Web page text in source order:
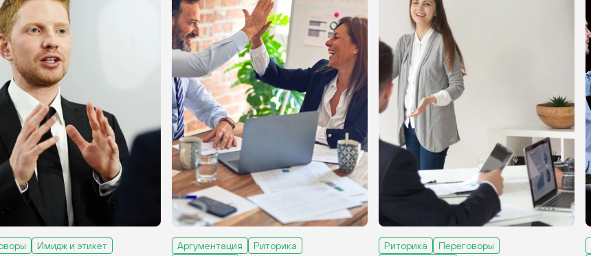
Имидж и этикет Аргументация
Риторика
Риторика
Переговоры